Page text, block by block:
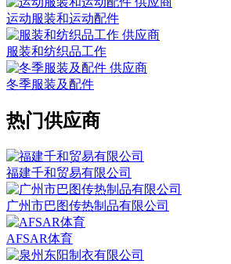
运动服装和运动配件
服装和纺织品工作
冬季服装及配件
热门供应商
福建千和贸易有限公司
广州市巴图传热制品有限公司
AFSAR体育